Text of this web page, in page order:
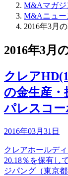
M&Aマガジ
M&Aニュー
2016年3月
2016年3月
クレア
の金生産
パレスコ
2016年03月31日
クレアホールデ
20.18％を保有し
ジパング（東京